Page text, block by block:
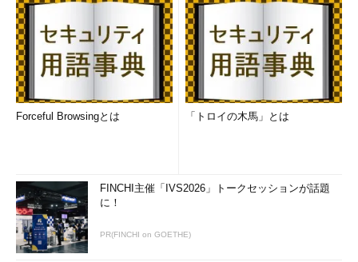
Forceful Browsingとは 「トロイの木馬」とは
FINCHI主催「IVS2026」トークセッションが話題
に！
PR(FINCHI on GOETHE)